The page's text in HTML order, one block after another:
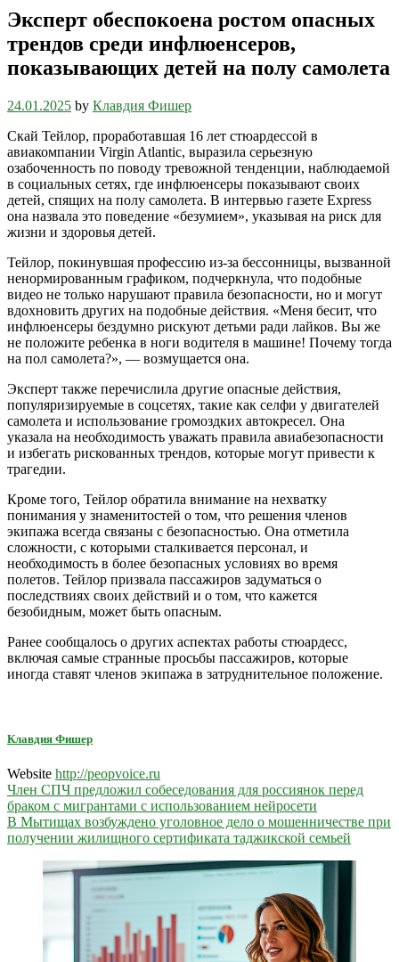
Эксперт обеспокоена ростом опасных
трендов среди инфлюенсеров,
показывающих детей на полу самолета
24.01.2025 by Клавдия Фишер
Скай Тейлор, проработавшая 16 лет стюардессой в
авиакомпании Virgin Atlantic, выразила серьезную
озабоченность по поводу тревожной тенденции, наблюдаемой
в социальных сетях, где инфлюенсеры показывают своих
детей, спящих на полу самолета. В интервью газете Express
она назвала это поведение «безумием», указывая на риск для
жизни и здоровья детей.
Тейлор, покинувшая профессию из-за бессонницы, вызванной
ненормированным графиком, подчеркнула, что подобные
видео не только нарушают правила безопасности, но и могут
вдохновить других на подобные действия. «Меня бесит, что
инфлюенсеры бездумно рискуют детьми ради лайков. Вы же
не положите ребенка в ноги водителя в машине! Почему тогда
на пол самолета?», — возмущается она.
Эксперт также перечислила другие опасные действия,
популяризируемые в соцсетях, такие как селфи у двигателей
самолета и использование громоздких автокресел. Она
указала на необходимость уважать правила авиабезопасности
и избегать рискованных трендов, которые могут привести к
трагедии.
Кроме того, Тейлор обратила внимание на нехватку
понимания у знаменитостей о том, что решения членов
экипажа всегда связаны с безопасностью. Она отметила
сложности, с которыми сталкивается персонал, и
необходимость в более безопасных условиях во время
полетов. Тейлор призвала пассажиров задуматься о
последствиях своих действий и о том, что кажется
безобидным, может быть опасным.
Ранее сообщалось о других аспектах работы стюардесс,
включая самые странные просьбы пассажиров, которые
иногда ставят членов экипажа в затруднительное положение.
Клавдия Фишер
Website http://peopvoice.ru
Навигация
по
записям
Член СПЧ предложил собеседования для россиянок перед
браком с мигрантами с использованием нейросети
В Мытищах возбуждено уголовное дело о мошенничестве при
получении жилищного сертификата таджикской семьей